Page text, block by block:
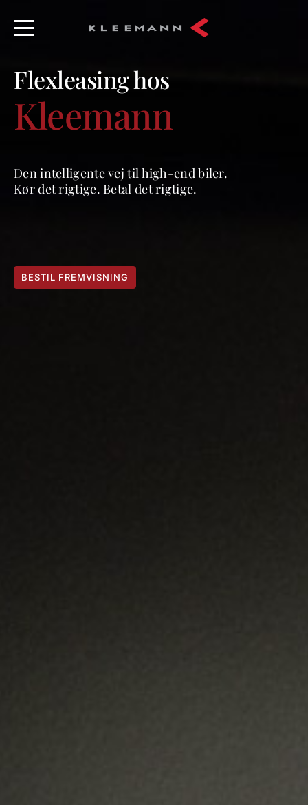
Flexleasing hos
Kleemann
Den intelligente vej til high-end biler.
Kør det rigtige. Betal det rigtige.
BESTIL FREMVISNING